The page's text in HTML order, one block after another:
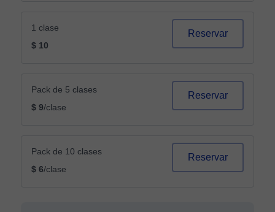
1 clase
$ 10
Reservar
Pack de 5 clases
$ 9/clase
Reservar
Pack de 10 clases
$ 6/clase
Reservar